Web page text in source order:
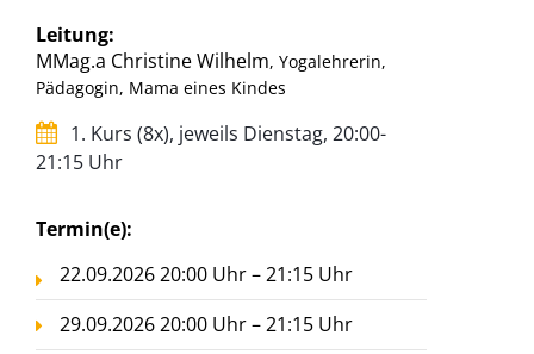
Leitung:
MMag.a Christine Wilhelm, Yogalehrerin,
Pädagogin, Mama eines Kindes
1. Kurs (8x), jeweils Dienstag, 20:00-
21:15 Uhr
Termin(e):
22.09.2026 20:00 Uhr – 21:15 Uhr
29.09.2026 20:00 Uhr – 21:15 Uhr